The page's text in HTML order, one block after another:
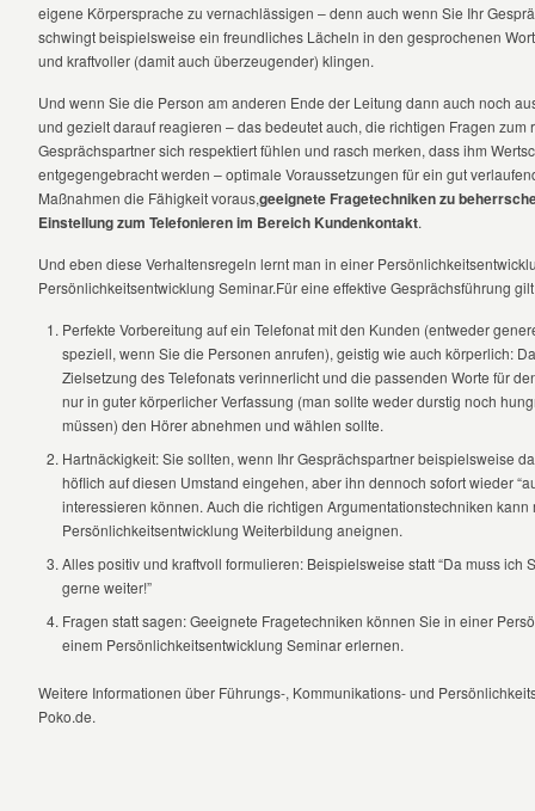
eigene Körpersprache zu vernachlässigen – denn auch wenn Sie Ihr
schwingt beispielsweise ein freundliches Lächeln in den gesprochenen
und kraftvoller (damit auch überzeugender) klingen.
Und wenn Sie die Person am anderen Ende der Leitung dann auch noch
und gezielt darauf reagieren – das bedeutet auch, die richtigen Fragen zum
Gesprächspartner sich respektiert fühlen und rasch merken, dass ihm
entgegengebracht werden – optimale Voraussetzungen für ein gut
Maßnahmen die Fähigkeit voraus,geeignete Fragetechniken zu
Einstellung zum Telefonieren im Bereich Kundenkontakt.
Und eben diese Verhaltensregeln lernt man in einer
Persönlichkeitsentwicklung Seminar.Für eine effektive Gesprächsführung
Perfekte Vorbereitung auf ein Telefonat mit den Kunden (entweder
speziell, wenn Sie die Personen anrufen), geistig wie auch körperlich:
Zielsetzung des Telefonats verinnerlicht und die passenden Worte für
nur in guter körperlicher Verfassung (man sollte weder durstig noch
müssen) den Hörer abnehmen und wählen sollte.
Hartnäckigkeit: Sie sollten, wenn Ihr Gesprächspartner beispielsweise
höflich auf diesen Umstand eingehen, aber ihn dennoch sofort wieder
interessieren können. Auch die richtigen Argumentationstechniken
Persönlichkeitsentwicklung Weiterbildung aneignen.
Alles positiv und kraftvoll formulieren: Beispielsweise statt “Da muss ich
gerne weiter!”
Fragen statt sagen: Geeignete Fragetechniken können Sie in einer
einem Persönlichkeitsentwicklung Seminar erlernen.
Weitere Informationen über Führungs-, Kommunikations- und
Poko.de.